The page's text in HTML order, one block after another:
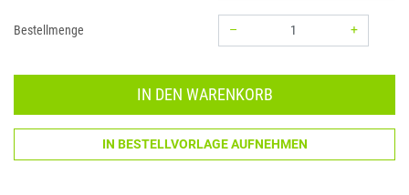
Bestellmenge –
+
IN DEN WARENKORB
IN BESTELLVORLAGE AUFNEHMEN